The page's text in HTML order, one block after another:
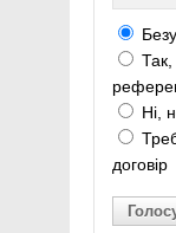
Ні,
договір